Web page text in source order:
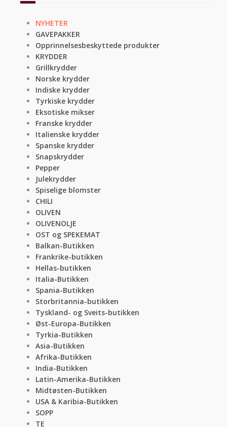
NYHETER
GAVEPAKKER
Opprinnelsesbeskyttede produkter
KRYDDER
Grillkrydder
Norske krydder
Indiske krydder
Tyrkiske krydder
Eksotiske mikser
Franske krydder
Italienske krydder
Spanske krydder
Snapskrydder
Pepper
Julekrydder
Spiselige blomster
CHILI
OLIVEN
OLIVENOLJE
OST og SPEKEMAT
Balkan-Butikken
Frankrike-butikken
Hellas-butikken
Italia-Butikken
Spania-Butikken
Storbritannia-butikken
Tyskland- og Sveits-butikken
Øst-Europa-Butikken
Tyrkia-Butikken
Asia-Butikken
Afrika-Butikken
India-Butikken
Latin-Amerika-Butikken
Midtøsten-Butikken
USA & Karibia-Butikken
SOPP
TE